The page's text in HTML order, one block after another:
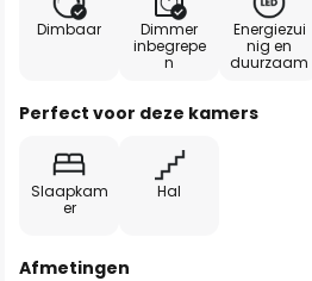
Dimbaar
Dimmer
inbegrepe
n
Energiezui
nig en
duurzaam
Perfect voor deze kamers
Slaapkam
er
Hal
Afmetingen